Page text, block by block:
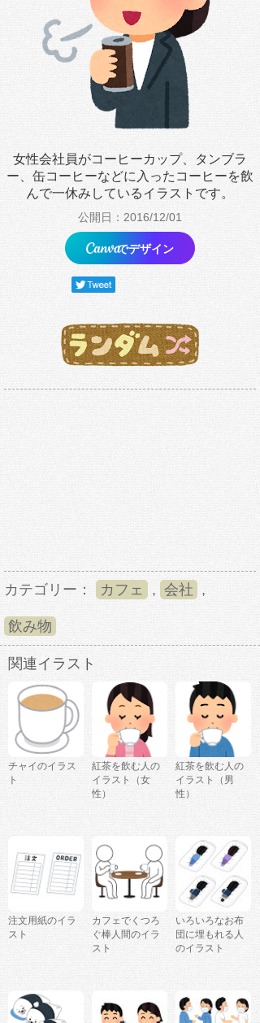
女性会社員がコーヒーカップ、タンブラ
ー、缶コーヒーなどに入ったコーヒーを飲
んで一休みしているイラストです。
公開日：2016/12/01
でデザイン
カテゴリー： カフェ , 会社 ,
飲み物
関連イラスト
チャイのイラス
ト
紅茶を飲む人の
イラスト（女
性）
紅茶を飲む人の
イラスト（男
性）
注文用紙のイラ
スト
カフェでくつろ
ぐ棒人間のイラ
スト
いろいろなお布
団に埋もれる人
のイラスト